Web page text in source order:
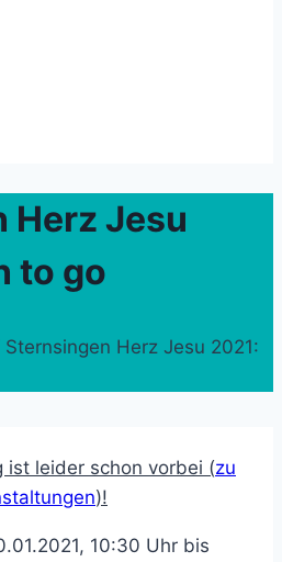
Herz Jesu
to go
Sternsingen Herz Jesu 2021:
ist leider schon vorbei (zu
)!
10:30 Uhr bis